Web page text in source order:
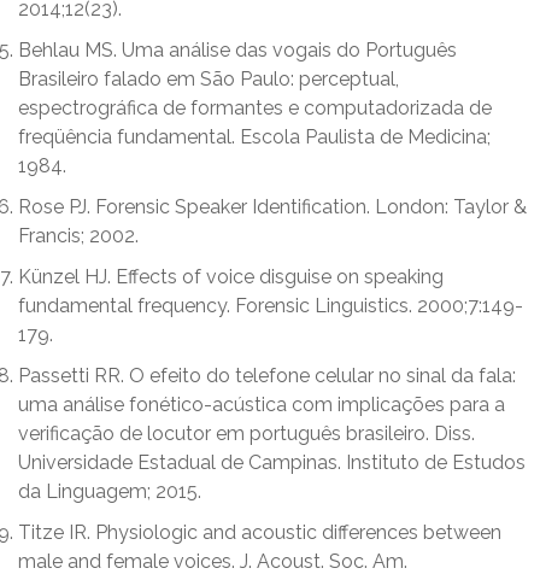
2014;12(23).
Behlau MS. Uma análise das vogais do Português
Brasileiro falado em São Paulo: perceptual,
espectrográfica de formantes e computadorizada de
freqüência fundamental. Escola Paulista de Medicina;
1984.
Rose PJ. Forensic Speaker Identification. London: Taylor &
Francis; 2002.
Künzel HJ. Effects of voice disguise on speaking
fundamental frequency. Forensic Linguistics. 2000;7:149-
179.
Passetti RR. O efeito do telefone celular no sinal da fala:
uma análise fonético-acústica com implicações para a
verificação de locutor em português brasileiro. Diss.
Universidade Estadual de Campinas. Instituto de Estudos
da Linguagem; 2015.
Titze IR. Physiologic and acoustic differences between
male and female voices. J. Acoust. Soc. Am.